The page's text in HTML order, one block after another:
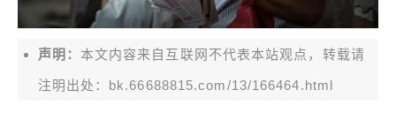
声明： 本文内容来自互联网不代表本站观点，转载请
注明出处：bk.66688815.com/13/166464.html